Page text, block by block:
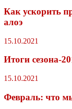
Как ускорить
алоэ
15.10.2021
Итоги сезона-
15.10.2021
Февраль: что